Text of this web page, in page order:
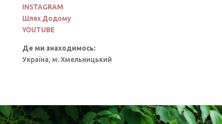
INSTAGRAM
Шлях Додому
YOUTUBE
Де ми знаходимось:
Україна, м. Хмельницький